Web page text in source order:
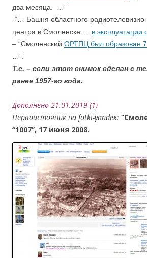
два месяца. …”
-“… Башня областного
центра в Смоленске … в эксплуатации
– “Смоленский ОРТПЦ был образован
…”.
Т.е. – если этот снимок сделан с
ранее 1957-го года.
Дополнено 21.01.2019 (1)
Первоисточник на fotki-yandex:
“1007”, 17 июня 2008.